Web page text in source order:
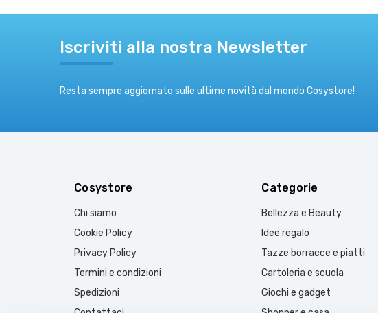
Iscriviti alla nostra Newsletter
Resta sempre aggiornato sulle ultime novità dal mondo Cosystore!
Cosystore
Chi siamo
Cookie Policy
Privacy Policy
Termini e condizioni
Spedizioni
Categorie
Bellezza e Beauty
Idee regalo
Tazze borracce e piatti
Cartoleria e scuola
Giochi e gadget